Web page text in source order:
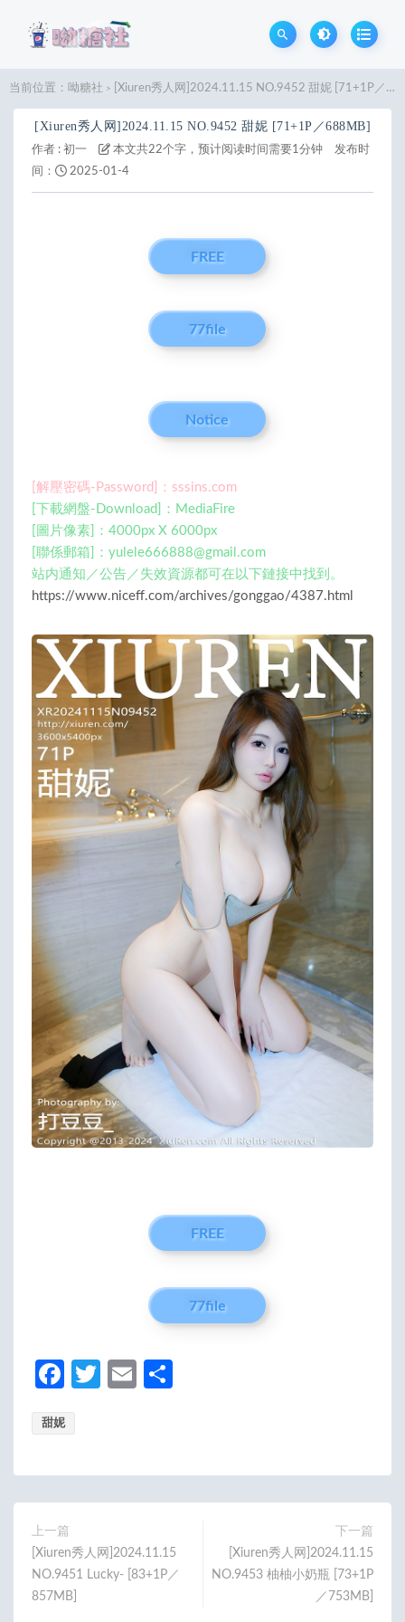
当前位置： 呦糖社 > [Xiuren秀人网]2024.11.15 NO.9452 甜妮 [71+1P／688MB]
[Xiuren秀人网]2024.11.15 NO.9452 甜妮 [71+1P／688MB]
作者 : 初一 本文共22个字，预计阅读时间需要1分钟
发布时
间：
2025-01-4
FREE
77file
Notice
[解壓密碼-Password]：sssins.com
[下載網盤-Download]：MediaFire
[圖片像素]：4000px X 6000px
[聯係郵箱]： yulele666888@gmail.com
站内通知／公告／失效資源都可在以下鏈接中找到。
https://www.niceff.com/archives/gonggao/4387.html
FREE
77file
Fa
b
k
T
E
甜妮
上一篇
[Xiuren秀人网]2024.11.15
NO.9451 Lucky- [83+1P／
857MB]
下一篇
[Xiuren秀人网]2024.11.15
NO.9453 柚柚小奶瓶 [73+1P
／753MB]